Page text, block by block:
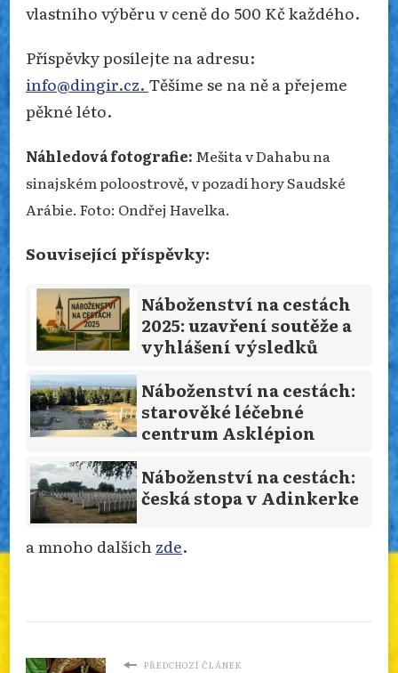
vlastního výběru v ceně do 500 Kč každého.
Příspěvky posílejte na adresu:
info@dingir.cz. Těšíme se na ně a přejeme
pěkné léto.
Náhledová fotografie: Mešita v Dahabu na
sinajském poloostrově, v pozadí hory Saudské
Arábie. Foto: Ondřej Havelka.
Související příspěvky:
Náboženství na cestách
2025: uzavření soutěže a
vyhlášení výsledků
Náboženství na cestách:
starověké léčebné
centrum Asklépion
Náboženství na cestách:
česká stopa v Adinkerke
a mnoho dalšíchzde.
PŘEDCHOZÍ ČLÁNEK